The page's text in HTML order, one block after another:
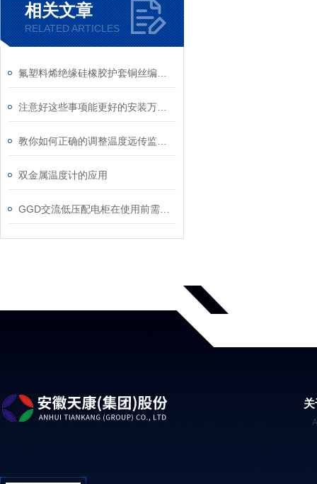
相关文章
RELATED ARTICLES
双金属温度计的应用